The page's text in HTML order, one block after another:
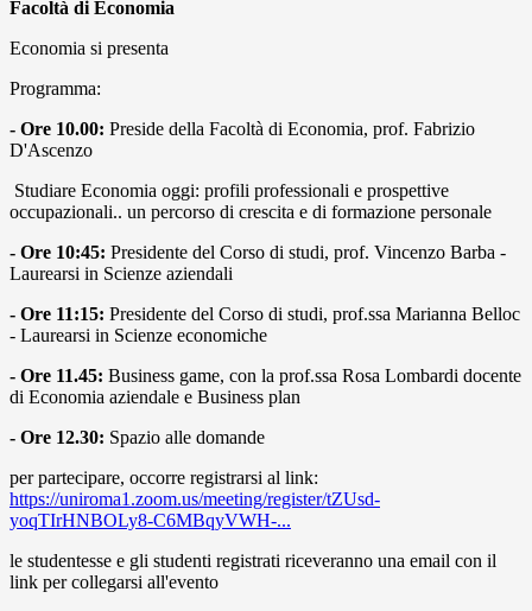
Facoltà di Economia
Economia si presenta
Programma:
- Ore 10.00: Preside della Facoltà di Economia, prof. Fabrizio
D'Ascenzo
Studiare Economia oggi: profili professionali e prospettive
occupazionali.. un percorso di crescita e di formazione personale
- Ore 10:45: Presidente del Corso di studi, prof. Vincenzo Barba -
Laurearsi in Scienze aziendali
- Ore 11:15: Presidente del Corso di studi, prof.ssa Marianna Belloc
- Laurearsi in Scienze economiche
- Ore 11.45: Business game, con la prof.ssa Rosa Lombardi docente
di Economia aziendale e Business plan
- Ore 12.30: Spazio alle domande
per partecipare, occorre registrarsi al link:
https://uniroma1.zoom.us/meeting/register/tZUsd-
yoqTIrHNBOLy8-C6MBqyVWH-...
le studentesse e gli studenti registrati riceveranno una email con il
link per collegarsi all'evento